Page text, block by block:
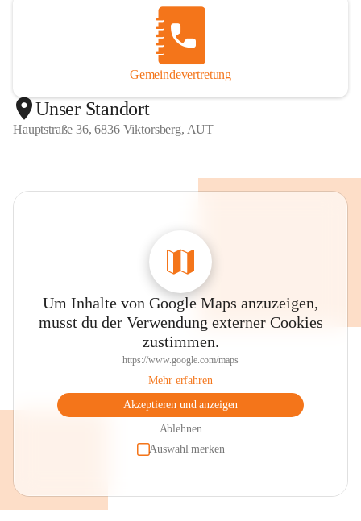
Gemeindevertretung
Unser Standort
Hauptstraße 36, 6836 Viktorsberg, AUT
Um Inhalte von Google Maps anzuzeigen,
musst du der Verwendung externer Cookies
zustimmen.
https://www.google.com/maps
Mehr erfahren
Akzeptieren und anzeigen
Ablehnen
Auswahl merken